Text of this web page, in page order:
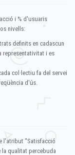
i % d'usuaris
nivells:
definits en cadascun
representativitat i es
col·lectiu fa del servei
d'ús.
l'atribut "Satisfacció
qualitat percebuda